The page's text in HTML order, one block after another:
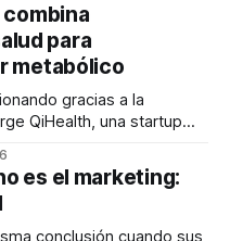
para
metabólico
gracias a la
QiHealth, una startup
artificial y monitoreo
a tomar mejores
Su propuesta busca
es el marketing:
conclusión cuando sus